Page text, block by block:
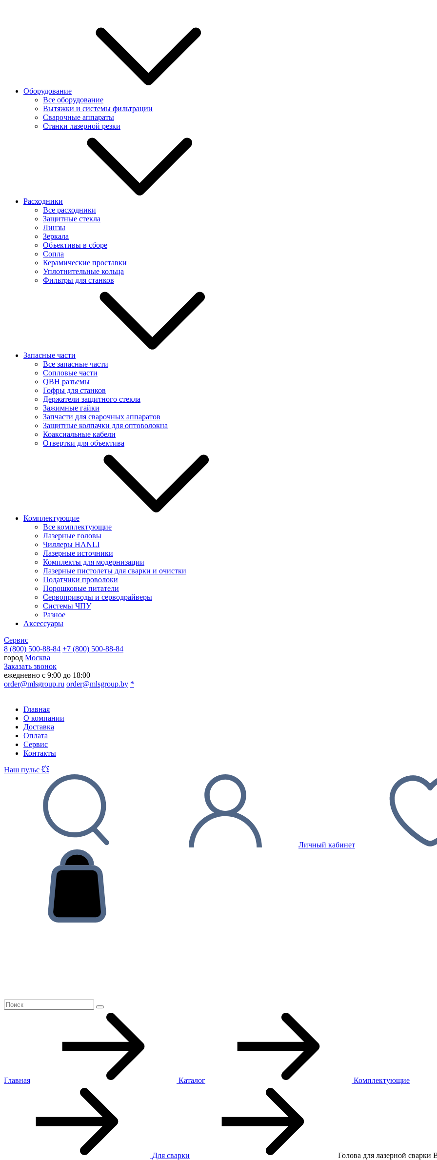
Оборудование
Все оборудование
Вытяжки и системы фильтрации
Сварочные аппараты
Станки лазерной резки
Расходники
Все расходники
Защитные стекла
Линзы
Зеркала
Объективы в сборе
Сопла
Керамические проставки
Уплотнительные кольца
Фильтры для станков
Запасные части
Все запасные части
Сопловые части
QBH разъемы
Гофры для станков
Держатели защитного стекла
Зажимные гайки
Запчасти для сварочных аппаратов
Защитные колпачки для оптоволокна
Коаксиальные кабели
Отвертки для объектива
Комплектующие
Все комплектующие
Лазерные головы
Чиллеры HANLI
Лазерные источники
Комплекты для модернизации
Лазерные пистолеты для сварки и очистки
Податчики проволоки
Порошковые питатели
Сервоприводы и серводрайверы
Системы ЧПУ
Разное
Аксессуары
Сервис
8 (800) 500-88-84 +7 (800) 500-88-84
город Москва
Заказать звонок
ежедневно с 9:00 до 18:00
order@mlsgroup.ru order@mlsgroup.by *
Главная
О компании
Доставка
Оплата
Сервис
Контакты
Наш пульс 💥
Личный кабинет
Главная Каталог Комплектующие
Для сварки Голова для лазерной сварки